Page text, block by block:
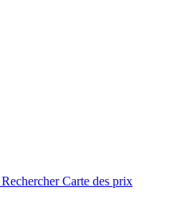
Rechercher Carte des prix